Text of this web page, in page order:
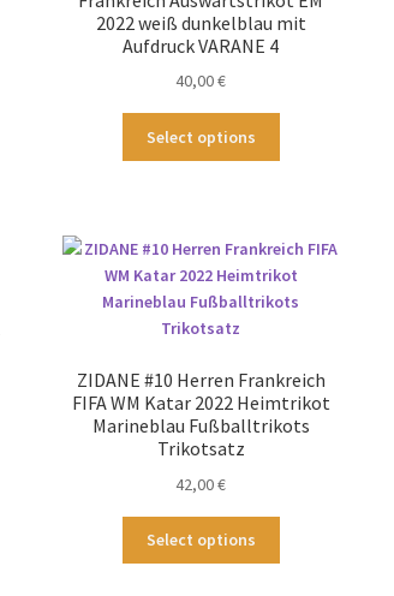
auf
der
werden
2022 weiß dunkelblau mit
Aufdruck VARANE 4
40,00€
Select options
auf.
Die
Optionen
der
Produktseite
ZIDANE #10 Herren Frankreich
FIFA WM Katar 2022 Heimtrikot
Marineblau Fußballtrikots
Trikotsatz
42,00€
Select options